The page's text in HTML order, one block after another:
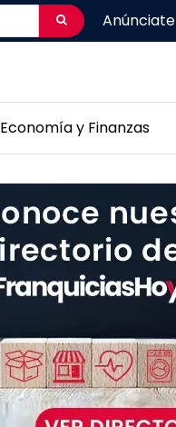
Anúnciate
Economía y Finanzas